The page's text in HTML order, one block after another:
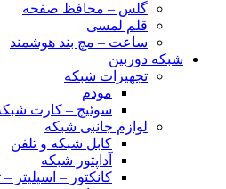
گلس – محافظ صفحه
قلم لمسی
ساعت – مچ بند هوشمند
شبکه دوربین
تجهیزات شبکه
مودم
سوئیچ – کارت
لوازم جانبی شبکه
کابل شبکه و تلفن
آداپتور شبکه
کانکتور – اسپلیتر –